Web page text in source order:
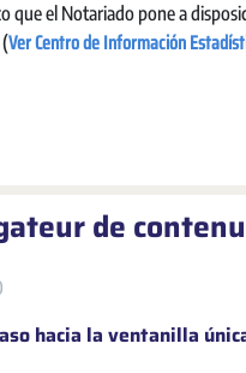
que el Notariado pone a
Ver Centro de Información
de
hacia la ventanilla